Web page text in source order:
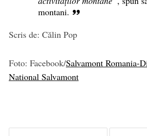
montani.
Scris de: Călin Pop
Foto: Facebook/Salvamont Romania-
National Salvamont